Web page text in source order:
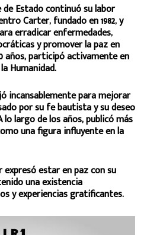
Estado continuó su labor
Carter, fundado en 1982, y
erradicar enfermedades,
y promover la paz en
años, participó activamente en
Humanidad.
incansablemente para mejorar
por su fe bautista y su deseo
largo de los años, publicó más
una figura influyente en la
estar en paz con su
una existencia
y experiencias gratificantes.